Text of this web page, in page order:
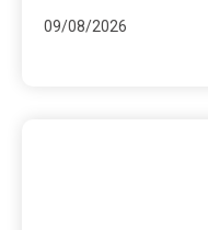
09/08/2026